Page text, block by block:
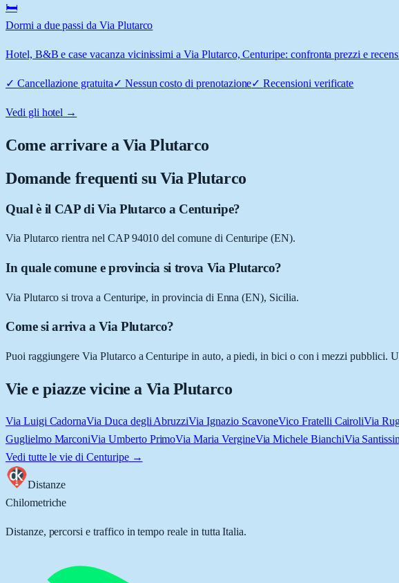
🛏️
Dormi a due passi da Via Plutarco
Hotel, B&B e case vacanza vicinissimi a Via Plutarco, Centuripe: confronta prezzi e
✓ Cancellazione gratuita✓ Nessun costo di prenotazione✓Recensioni verificate
Vedi gli hotel →
Come arrivare aVia Plutarco
Domande frequenti su Via Plutarco
Qual è il CAP di Via Plutarco a Centuripe?
Via Plutarco rientra nel CAP 94010 del comune di Centuripe (EN).
In quale comune e provincia si trova Via Plutarco?
Via Plutarco si trova a Centuripe, in provincia di Enna (EN), Sicilia.
Come si arriva a Via Plutarco?
Puoi raggiungere Via Plutarco a Centuripe in auto, a piedi, in bici o con i mezzi pubblici.
Vie e piazze vicine a Via Plutarco
Via Luigi CadornaVia Duca degli AbruzziVia Ignazio ScavoneVico Fratelli CairoliVia
Guglielmo MarconiVia Umberto PrimoVia Maria VergineVia Michele BianchiVia
Vedi tutte le vie di Centuripe→
Distanze
Chilometriche
Distanze, percorsi e traffico in tempo reale in tutta Italia.